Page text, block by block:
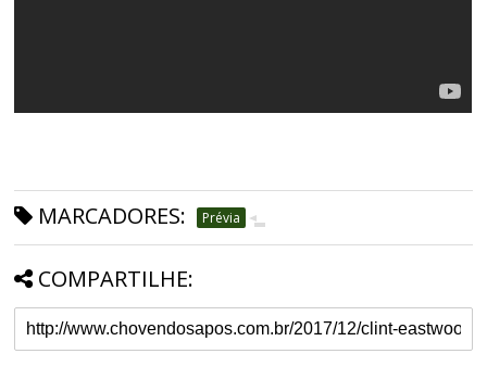
MARCADORES: Prévia
COMPARTILHE: